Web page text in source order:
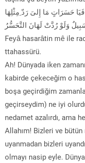
فَيَا حَسَرَاتٍ مَا إِلىَ رَدّ ِمِثْلِهَا
وَلَوْ رُدَّتْ لَهَانَ التَّحَسُّرُ
Feyâ hasarâtin mê ile
ttahassürü.
Ah! Dünyada iken
kabirde çekeceğim o
boşa geçirdiğim
geçirseydim) ne iyi
nedamet azalırdı, ama
Allahım! Bizleri ve
uyanmadan bizleri
olmayı nasip eyle.